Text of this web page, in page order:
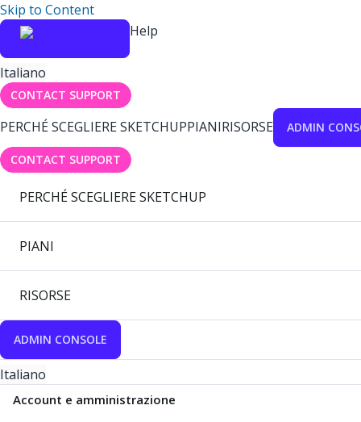
Skip to Content
Help
Italiano
CONTACT SUPPORT
PERCHÉ SCEGLIERE SKETCHUPPIANIRISORSE ADMIN
CONTACT SUPPORT
PERCHÉ SCEGLIERE SKETCHUP
PIANI
RISORSE
ADMIN CONSOLE
Italiano
Account e amministrazione